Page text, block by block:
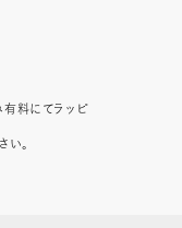
有料にてラッピ
い。